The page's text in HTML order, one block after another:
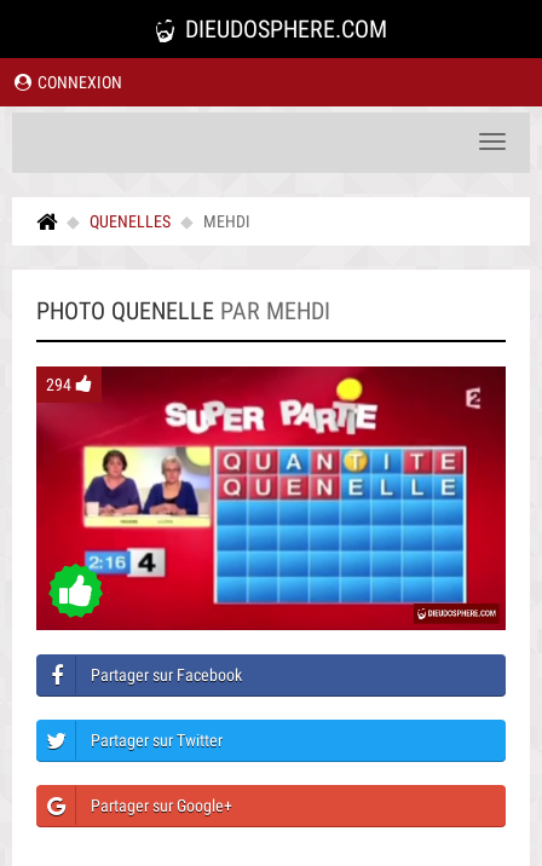
DIEUDOSPHERE.COM
CONNEXION
Toggle
QUENELLES MEHDI
PHOTO QUENELLE PAR MEHDI
294
Partager sur Facebook
Partager sur Twitter
Partager sur Google+